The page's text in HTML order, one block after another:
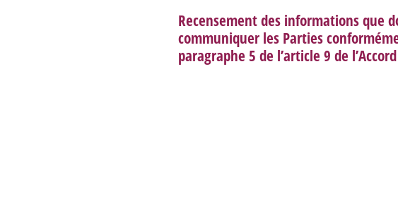
Recensement des informations que
communiquer les Parties
paragraphe 5 de l’article 9 de